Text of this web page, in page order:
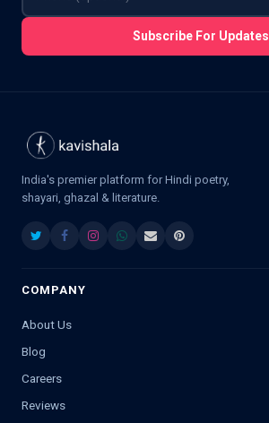
Subscribe For Updates
India's premier platform for Hindi poetry,
shayari, ghazal & literature.
COMPANY
About Us
Blog
Careers
Reviews